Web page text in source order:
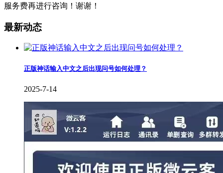
服务费再进行咨询！谢谢！
最新动态
正版神话输入中文之后出现问号如何处理？
2025-7-14